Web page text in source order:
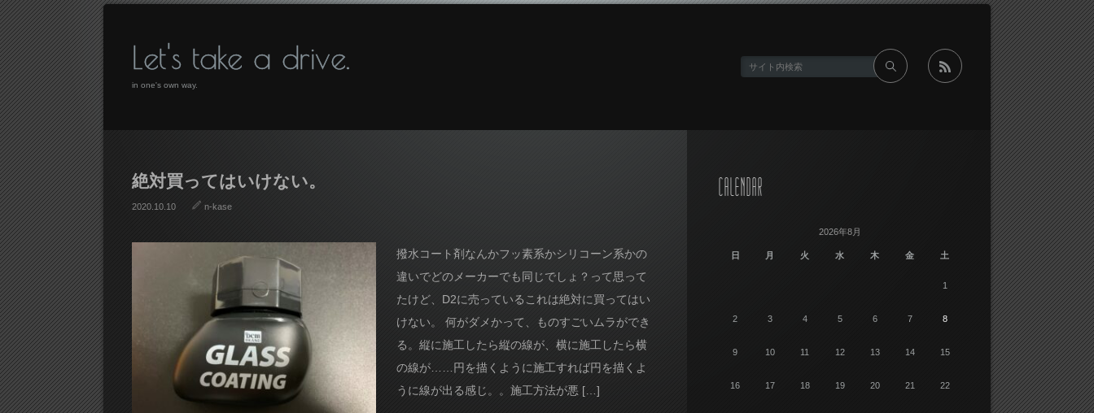
Let's take a drive.
in one's own way.
絶対買ってはいけない。
2020.10.10 n-kase
撥水コート剤なんかフッ素系かシリコーン系かの
違いでどのメーカーでも同じでしょ？って思って
たけど、D2に売っているこれは絶対に買ってはい
けない。 何がダメかって、ものすごいムラができ
る。縦に施工したら縦の線が、横に施工したら横
の線が……円を描くように施工すれば円を描くよ
うに線が出る感じ。。施工方法が悪 […]
CALENDAR
2026年8月
日 月 火 水 木 金 土
1
2 3 4 5 6 7 8
9 10 11 12 13 14 15
16 17 18 19 20 21 22